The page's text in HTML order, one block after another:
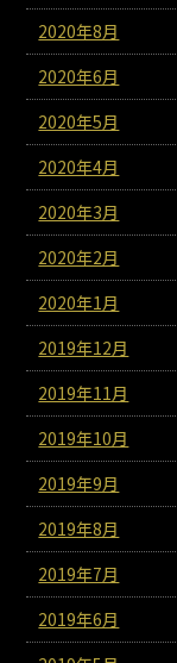
2020年8月
2020年6月
2020年5月
2020年4月
2020年3月
2020年2月
2020年1月
2019年12月
2019年11月
2019年10月
2019年9月
2019年8月
2019年7月
2019年6月